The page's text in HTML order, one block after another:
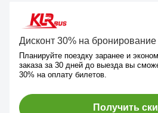
Дисконт 30% на
Планируйте поездку заранее и
заказа за 30 дней до выезда вы
30% на оплату билетов.
Получить